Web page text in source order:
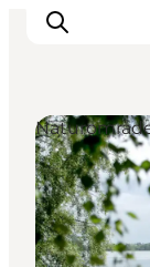
Oplev
Udforsk